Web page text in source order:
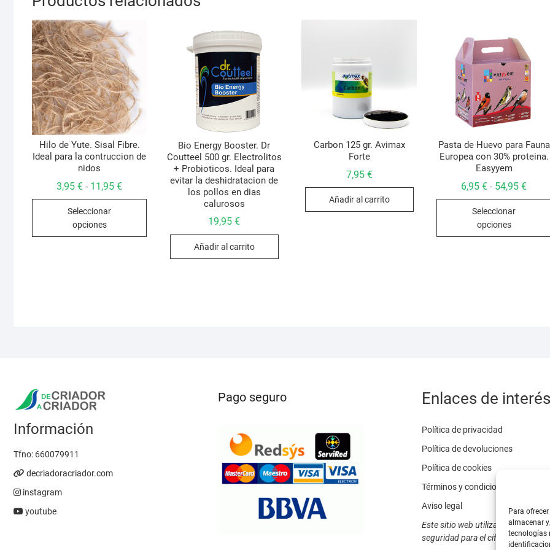
Para
almacenar
tecnologías
Hilo de Yute. Sisal Fibre.
Ideal para la contruccion de
nidos
3,95€ - 11,95€Rango
11,95 €
Seleccionar
opciones
Este
variantes.
Bio Energy Booster. Dr
Coutteel 500 gr. Electrolitos
+ Probioticos. Ideal para
evitar la deshidratacion de
los pollos en dias
calurosos
19,95€
Añadir al carrito
Carbon 125 gr. Avimax
Forte
7,95 €
Añadir al carrito
Pasta de Huevo para Fauna
Europea con 30% proteina.
Easyyem
6,95€ - 54,95€Rango
54,95
Seleccionar
opciones
Información
Tfno: 660079911
decriadoracriador.com
instagram
youtube
Pago seguro Enlaces de interés
Política de privacidad
Política de devoluciones
Política de cookies
Términos y condiciones
Aviso legal
Este sitio web utiliza SSL / TLS
seguridad para el cifrado de datos.